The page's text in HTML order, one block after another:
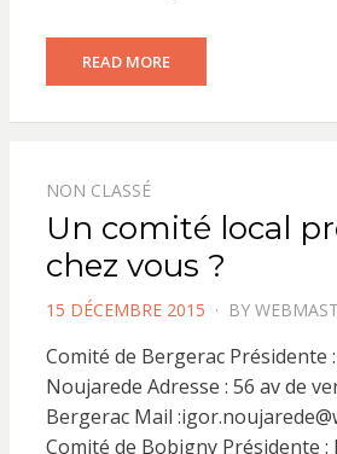
READ MORE
NON CLASSÉ
Un comité local
chez vous ?
POSTED
15 DÉCEMBRE 2015 BY
Comité de Bergerac Présidente
Noujarede Adresse : 56 av de
Bergerac Mail
Comité de Bobigny Présidente :